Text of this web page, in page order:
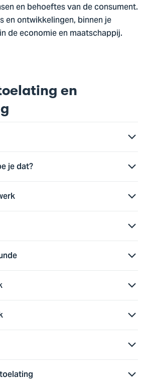
en behoeftes van de consument.
en ontwikkelingen, binnen je
de economie en maatschappij.
en
je dat?